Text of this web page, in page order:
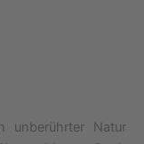
unberührter Natur